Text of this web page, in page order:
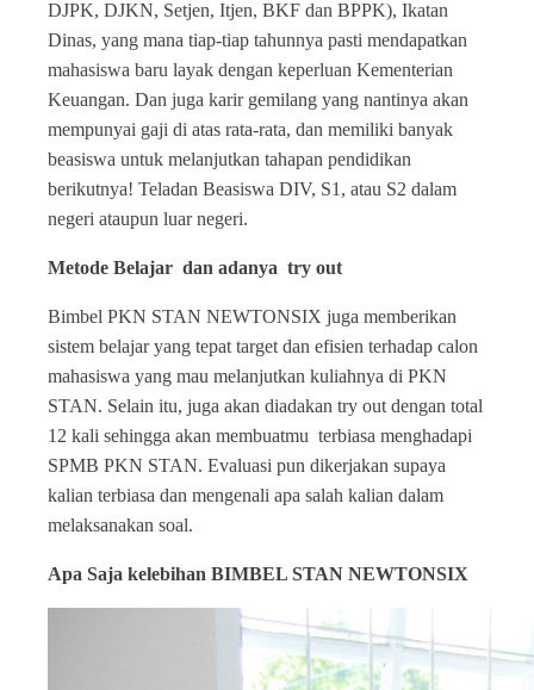
DJPK, DJKN, Setjen, Itjen, BKF dan BPPK), Ikatan
Dinas, yang mana tiap-tiap tahunnya pasti mendapatkan
mahasiswa baru layak dengan keperluan Kementerian
Keuangan. Dan juga karir gemilang yang nantinya akan
mempunyai gaji di atas rata-rata, dan memiliki banyak
beasiswa untuk melanjutkan tahapan pendidikan
berikutnya! Teladan Beasiswa DIV, S1, atau S2 dalam
negeri ataupun luar negeri.
Metode Belajar dan adanya try out
Bimbel PKN STAN NEWTONSIX juga memberikan
sistem belajar yang tepat target dan efisien terhadap calon
mahasiswa yang mau melanjutkan kuliahnya di PKN
STAN. Selain itu, juga akan diadakan try out dengan total
12 kali sehingga akan membuatmu terbiasa menghadapi
SPMB PKN STAN. Evaluasi pun dikerjakan supaya
kalian terbiasa dan mengenali apa salah kalian dalam
melaksanakan soal.
Apa Saja kelebihan BIMBEL STAN NEWTONSIX